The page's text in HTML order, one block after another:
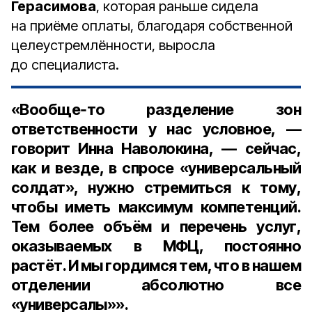
Герасимова, которая раньше сидела
на приёме оплаты, благодаря собственной
целеустремлённости, выросла
до специалиста.
«Вообще‑то разделение зон
ответственности у нас условное, —
говорит Инна Наволокина, — сейчас,
как и везде, в спросе «универсальный
солдат», нужно стремиться к тому,
чтобы иметь максимум компетенций.
Тем более объём и перечень услуг,
оказываемых в МФЦ, постоянно
растёт. И мы гордимся тем, что в нашем
отделении абсолютно все
«универсалы»».